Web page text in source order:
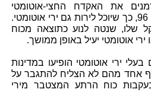
הגרמנים את האקדח החצי-אוטומטי
המוצלח שלהם, המאוזר סי 96, כך שיוכל לירות גם ירי אוטומטי.
שלו, שנטה לנוע כתוצאה מכוח
אוטומטי יעיל באופן ממושך.
ירי אוטומטי הופיעו במדינות
אחד מהם לא הצליח להתגבר על
כוח הרתע המצטבר מירי